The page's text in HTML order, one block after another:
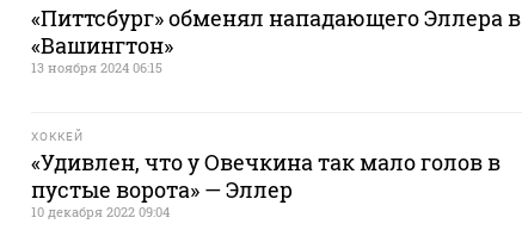
«Питтсбург» обменял нападающего Эллера в
«Вашингтон»
13 ноября 2024 06:15
ХОККЕЙ
«Удивлен, что у Овечкина так мало голов в
пустые ворота» — Эллер
10 декабря 2022 09:04